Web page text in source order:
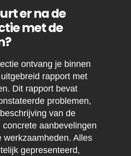
er na de
met de
ontvang je binnen
rapport met
Dit rapport bevat
problemen,
van de
aanbevelingen
werkzaamheden. Alles
gepresenteerd,